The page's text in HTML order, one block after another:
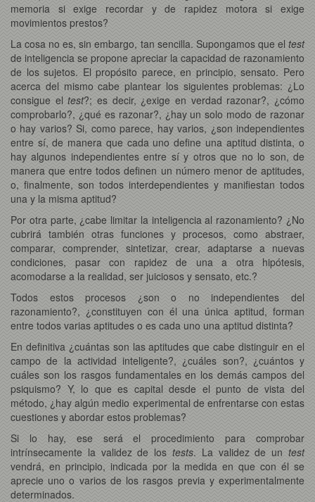
memoria si exige recordar y de rapidez motora si exige
movimientos prestos?
La cosa no es, sin embargo, tan sencilla. Supongamos que el test
de inteligencia se propone apreciar la capacidad de razonamiento
de los sujetos. El propósito parece, en principio, sensato. Pero
acerca del mismo cabe plantear los siguientes problemas: ¿Lo
consigue eltest?; es decir, ¿exige en verdad razonar?, ¿cómo
comprobarlo?, ¿qué es razonar?, ¿hay un solo modo de razonar
o hay varios? Si, como parece, hay varios, ¿son independientes
entre sí, de manera que cada uno define una aptitud distinta, o
hay algunos independientes entre sí y otros que no lo son, de
manera que entre todos definen un número menor de aptitudes,
o, finalmente, son todos interdependientes y manifiestan todos
una y la misma aptitud?
Por otra parte, ¿cabe limitar la inteligencia al razonamiento? ¿No
cubrirá también otras funciones y procesos, como abstraer,
comparar, comprender, sintetizar, crear, adaptarse a nuevas
condiciones, pasar con rapidez de una a otra hipótesis,
acomodarse a la realidad, ser juiciosos y sensato, etc.?
Todos estos procesos ¿son o no independientes del
razonamiento?, ¿constituyen con él una única aptitud, forman
entre todos varias aptitudes o es cada uno una aptitud distinta?
En definitiva ¿cuántas son las aptitudes que cabe distinguir en el
campo de la actividad inteligente?, ¿cuáles son?, ¿cuántos y
cuáles son los rasgos fundamentales en los demás campos del
psiquismo? Y, lo que es capital desde el punto de vista del
método, ¿hay algún medio experimental de enfrentarse con estas
cuestiones y abordar estos problemas?
Si lo hay, ese será el procedimiento para comprobar
intrínsecamente la validez de los tests. La validez de un test
vendrá, en principio, indicada por la medida en que con él se
aprecie uno o varios de los rasgos previa y experimentalmente
determinados.